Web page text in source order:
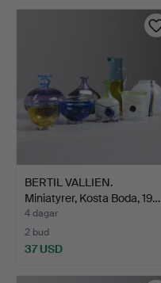
BERTIL VALLIEN.
Miniatyrer, Kosta Boda, 19…
4 dagar
2 bud
37 USD